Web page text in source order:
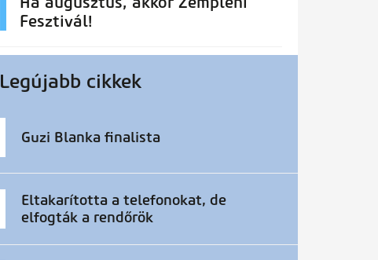
Fesztivál!
Legújabb cikkek
Guzi Blanka finalista
Eltakarította a telefonokat, de
elfogták a rendőrök